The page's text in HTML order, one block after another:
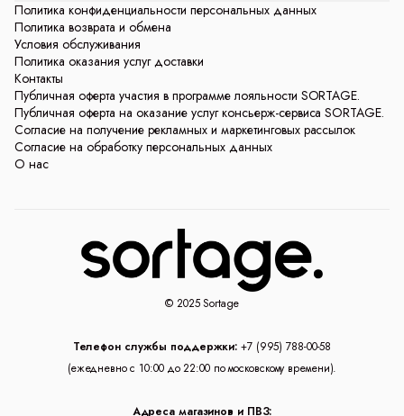
Политика конфиденциальности персональных данных
Политика возврата и обмена
Условия обслуживания
Политика оказания услуг доставки
Контакты
Публичная оферта участия в программе лояльности SORTAGE.
Публичная оферта на оказание услуг консьерж-сервиса SORTAGE.
Согласие на получение рекламных и маркетинговых рассылок
Согласие на обработку персональных данных
О нас
© 2025 Sortage
Телефон службы поддержки: +7 (995) 788-00-58
(ежедневно с 10:00 до 22:00 по московскому времени).
Адреса магазинов и ПВЗ: